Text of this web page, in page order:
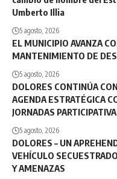
Umberto Illia
5 agosto, 2026
EL MUNICIPIO AVANZA
MANTENIMIENTO DE
5 agosto, 2026
DOLORES CONTINÚA
AGENDA ESTRATÉGICA
JORNADAS
5 agosto, 2026
DOLORES – UN
VEHÍCULO
Y AMENAZAS